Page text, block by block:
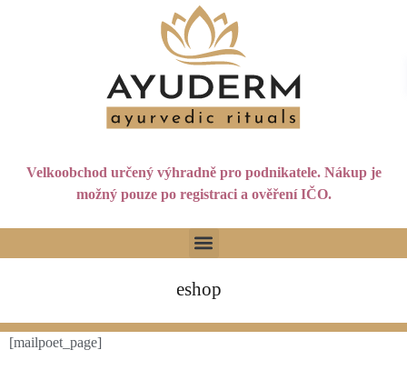
Velkoobchod určený výhradně pro podnikatele. Nákup je
možný pouze po registraci a ověření IČO.
eshop
[mailpoet_page]